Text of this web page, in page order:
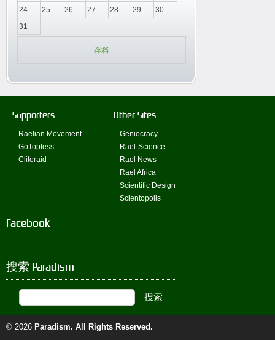
24
25 26 27 28 29
30
31
存档
Supporters
Raelian Movement
GoTopless
Clitoraid
Other Sites
Geniocracy
Rael-Science
Rael News
Rael Africa
Scientific Design
Scientopolis
Facebook
搜索 Paradism
© 2026 Paradism. All Rights Reserved.